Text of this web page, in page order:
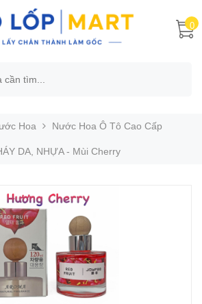
0
Hoa Nước Hoa Ô Tô Cao Cấp
DA, NHỰA - Mùi Cherry